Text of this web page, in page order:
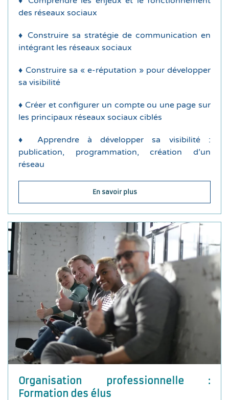
des réseaux sociaux
♦ Construire sa stratégie de communication en
intégrant les réseaux sociaux
♦ Construire sa « e-réputation » pour développer
sa visibilité
♦ Créer et configurer un compte ou une page sur
les principaux réseaux sociaux ciblés
♦ Apprendre à développer sa visibilité :
publication, programmation, création d’un
réseau
En savoir plus
Déroulement de la formation
Nous abordons :
chiffres clés, panorama des différents réseaux
sociaux (Facebook, Instagram, Twitter, LinkedIn,
♦Comprendre les enjeux des réseaux sociaux
pour son activité : notoriété, visibilité, fidélisation,
génération de leads, etc.
réseaux sociaux : objectifs, cibles, messages, ton,
Organisation professionnelle :
Formation des élus
légales, les différentes étapes du processus de
négociation, les accords collectifs, etc.
♦La communication pour les élus : les méthodes
de communication de base, les outils à
disposition, les bonnes pratiques, etc.